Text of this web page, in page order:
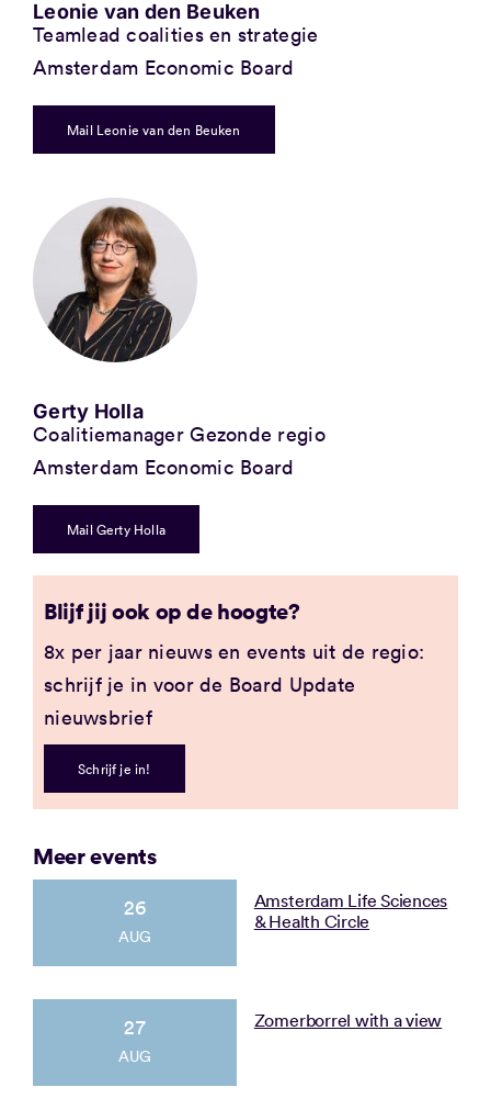
Leonie van den Beuken
Teamlead coalities en strategie
Amsterdam Economic Board
Mail Leonie van den Beuken
Gerty Holla
Coalitiemanager Gezonde regio
Amsterdam Economic Board
Mail Gerty Holla
Blijf jij ook op de hoogte?
8x per jaar nieuws en events uit de regio:
schrijf je in voor de Board Update
nieuwsbrief
Schrijf je in!
Meer events
26
AUG
Amsterdam Life Sciences
& Health Circle
27
AUG
Zomerborrel with a view